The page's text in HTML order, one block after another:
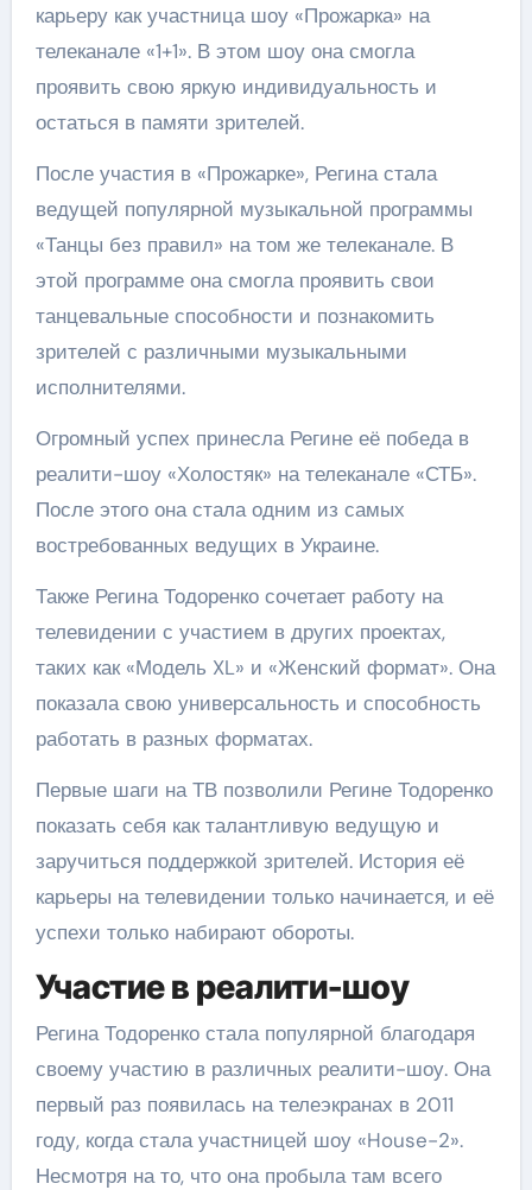
карьеру как участница шоу «Прожарка» на
телеканале «1+1». В этом шоу она смогла
проявить свою яркую индивидуальность и
остаться в памяти зрителей.
После участия в «Прожарке», Регина стала
ведущей популярной музыкальной программы
«Танцы без правил» на том же телеканале. В
этой программе она смогла проявить свои
танцевальные способности и познакомить
зрителей с различными музыкальными
исполнителями.
Огромный успех принесла Регине её победа в
реалити-шоу «Холостяк» на телеканале «СТБ».
После этого она стала одним из самых
востребованных ведущих в Украине.
Также Регина Тодоренко сочетает работу на
телевидении с участием в других проектах,
таких как «Модель XL» и «Женский формат». Она
показала свою универсальность и способность
работать в разных форматах.
Первые шаги на ТВ позволили Регине Тодоренко
показать себя как талантливую ведущую и
заручиться поддержкой зрителей. История её
карьеры на телевидении только начинается, и её
успехи только набирают обороты.
Участие в реалити-шоу
Регина Тодоренко стала популярной благодаря
своему участию в различных реалити-шоу. Она
первый раз появилась на телеэкранах в 2011
году, когда стала участницей шоу «House-2».
Несмотря на то, что она пробыла там всего